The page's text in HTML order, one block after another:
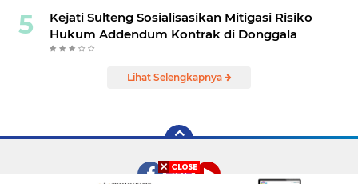
Kejati Sulteng Sosialisasikan Mitigasi Risiko
Hukum Addendum Kontrak di Donggala
Lihat Selengkapnya